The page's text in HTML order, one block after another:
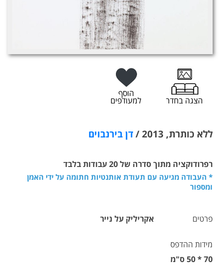
הצגה בחדר
הוסף
למעודפים
ללא כותרת, 2013 / דן בירנבוים
רפרודוקציה מתוך סדרה של 20 עבודות בלבד
* העבודה מגיעה עם תעודת אותנטיות חתומה על ידי האמן
ומספור
פרטים אקריליק על נייר
מידות ההדפס
70 * 50 ס"מ